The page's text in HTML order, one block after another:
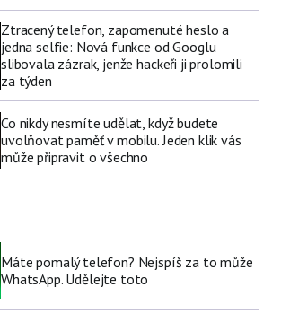
Ztracený telefon, zapomenuté heslo a
jedna selfie: Nová funkce od Googlu
slibovala zázrak, jenže hackeři ji prolomili
za týden
Co nikdy nesmíte udělat, když budete
uvolňovat paměť v mobilu. Jeden klik vás
může připravit o všechno
Máte pomalý telefon? Nejspíš za to může
WhatsApp. Udělejte toto